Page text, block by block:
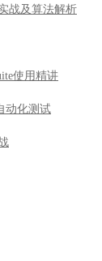
战及算法解析
使用精讲
动化测试